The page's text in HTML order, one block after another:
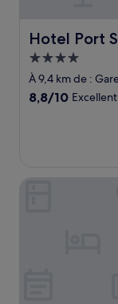
Hotel Port
Hotel Port
Hébergement
4.0 étoiles
À 9,4 km de :
8.8
8,8/10 Excellent